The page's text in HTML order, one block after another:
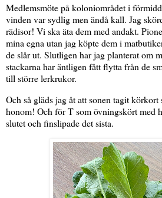
Medlemsmöte på koloniområdet i
vinden var sydlig men ändå kall. Jag
rädisor! Vi ska äta dem med andakt.
mina egna utan jag köpte dem i
de slår ut. Slutligen har jag planterat om
stackarna har äntligen fått flytta från de
till större lerkrukor.
Och så gläds jag åt att sonen tagit
honom! Och för T som övningskört med
slutet och finslipade det sista.